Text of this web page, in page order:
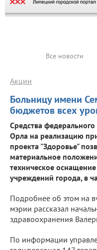
Все новости
Больницу имени
бюджетов всех
Акции
Средства
Орла на реализацию
проекта "Здоровье"
материальное
техническое
учреждений города, в
Подробнее об этом на
мэрии рассказал
здравоохранения
По информации